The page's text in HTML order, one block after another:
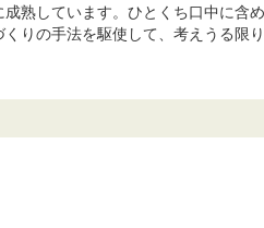
熟しています。ひとくち口中に含
りの手法を駆使して、考えうる限